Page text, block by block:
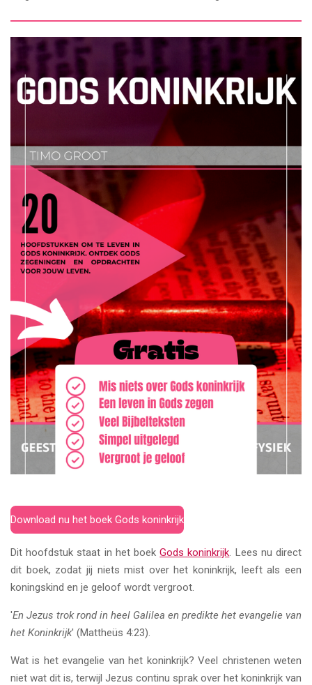
Download nu het boek Gods koninkrijk
Dit hoofdstuk staat in het boekGods koninkrijk. Lees nu direct
dit boek, zodat jij niets mist over het koninkrijk, leeft als een
koningskind en je geloof wordt vergroot.
'En Jezus trok rond in heel Galilea en predikte het evangelie van
het Koninkrijk' (Mattheüs 4:23).
Wat is het evangelie van het koninkrijk? Veel christenen weten
niet wat dit is, terwijl Jezus continu sprak over het koninkrijk van